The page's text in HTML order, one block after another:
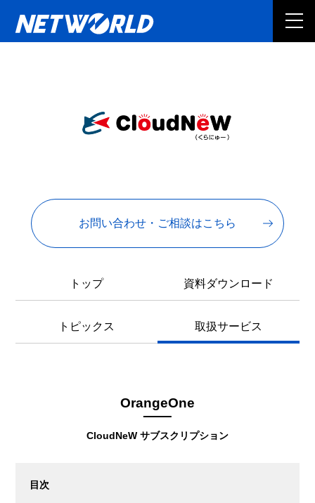
お問い合わせ・ご相談はこちら
トップ 資料ダウンロード
トピックス 取扱サービス
CloudNeW サブスクリプション
OrangeOne
目次